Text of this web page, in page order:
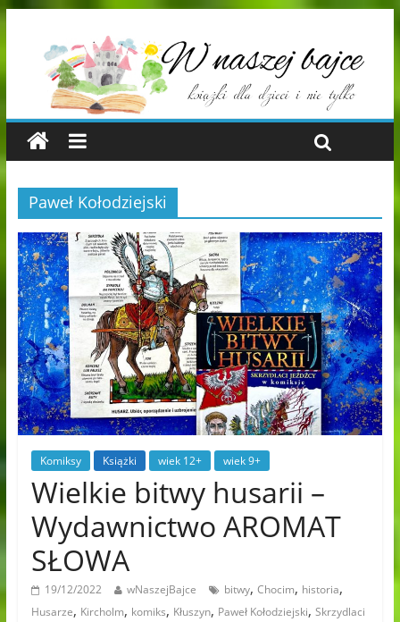
Paweł Kołodziejski
Komiksy Książki wiek 12+ wiek 9+
Wielkie bitwy husarii –
Wydawnictwo AROMAT
SŁOWA
19/12/2022 wNaszejBajce bitwy, Chocim, historia,
Husarze, Kircholm, komiks, Kłuszyn, Paweł Kołodziejski, Skrzydlaci